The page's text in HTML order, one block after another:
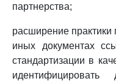
партнерства;
расширение
иных документах
стандартизации в
идентифицировать